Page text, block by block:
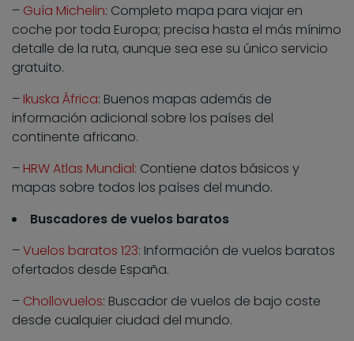
– Guía Michelin: Completo mapa para viajar en
coche por toda Europa; precisa hasta el más mínimo
detalle de la ruta, aunque sea ese su único servicio
gratuito.
– Ikuska África: Buenos mapas además de
información adicional sobre los países del
continente africano.
– HRW Atlas Mundial: Contiene datos básicos y
mapas sobre todos los países del mundo.
Buscadores de vuelos baratos
–Vuelos baratos 123: Información de vuelos baratos
ofertados desde España.
– Chollovuelos: Buscador de vuelos de bajo coste
desde cualquier ciudad del mundo.